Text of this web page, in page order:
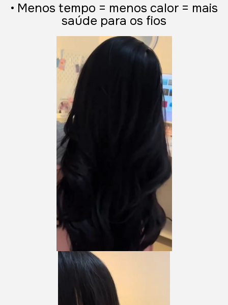
• Menos tempo = menos calor = mais
saúde para os fios